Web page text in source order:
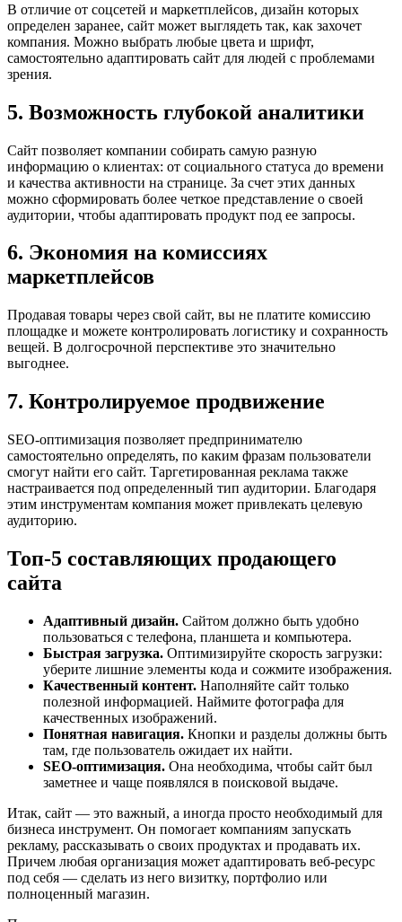
В отличие от соцсетей и маркетплейсов, дизайн которых
определен заранее, сайт может выглядеть так, как захочет
компания. Можно выбрать любые цвета и шрифт,
самостоятельно адаптировать сайт для людей с проблемами
зрения.
5. Возможность глубокой аналитики
Сайт позволяет компании собирать самую разную
информацию о клиентах: от социального статуса до времени
и качества активности на странице. За счет этих данных
можно сформировать более четкое представление о своей
аудитории, чтобы адаптировать продукт под ее запросы.
6. Экономия на комиссиях
маркетплейсов
Продавая товары через свой сайт, вы не платите комиссию
площадке и можете контролировать логистику и сохранность
вещей. В долгосрочной перспективе это значительно
выгоднее.
7. Контролируемое продвижение
SEO-оптимизация позволяет предпринимателю
самостоятельно определять, по каким фразам пользователи
смогут найти его сайт. Таргетированная реклама также
настраивается под определенный тип аудитории. Благодаря
этим инструментам компания может привлекать целевую
аудиторию.
Топ-5 составляющих продающего
сайта
Адаптивный дизайн. Сайтом должно быть удобно
пользоваться с телефона, планшета и компьютера.
Быстрая загрузка. Оптимизируйте скорость загрузки:
уберите лишние элементы кода и сожмите изображения.
Качественный контент. Наполняйте сайт только
полезной информацией. Наймите фотографа для
качественных изображений.
Понятная навигация. Кнопки и разделы должны быть
там, где пользователь ожидает их найти.
SEO-оптимизация. Она необходима, чтобы сайт был
заметнее и чаще появлялся в поисковой выдаче.
Итак, сайт — это важный, а иногда просто необходимый для
бизнеса инструмент. Он помогает компаниям запускать
рекламу, рассказывать о своих продуктах и продавать их.
Причем любая организация может адаптировать веб-ресурс
под себя — сделать из него визитку, портфолио или
полноценный магазин.